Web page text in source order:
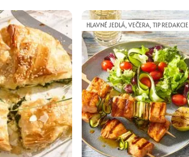
HLAVNÉ JEDLÁ, VEČERA, TIP REDAKCIE